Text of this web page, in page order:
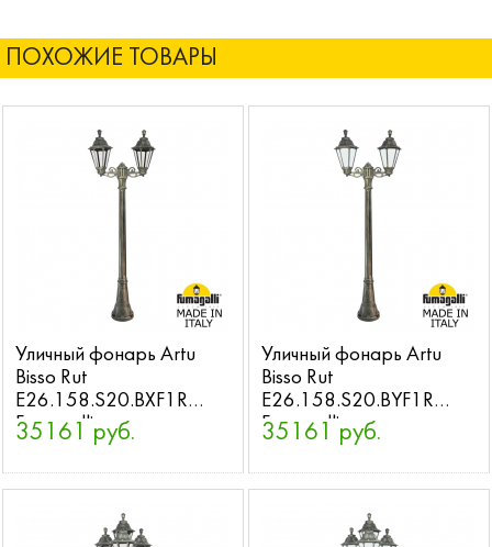
ПОХОЖИЕ ТОВАРЫ
Уличный фонарь Artu
Bisso Rut
E26.158.S20.BXF1R
Fumagalli
35161 руб.
Уличный фонарь Artu
Bisso Rut
E26.158.S20.BYF1R
Fumagalli
35161 руб.